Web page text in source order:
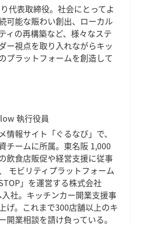
代表取締役。社会にとってよ
可能な賑わい創出、ローカル
ィの再構築など、様々なステ
ー視点を取り入れながらキッ
プラットフォームを創造して
執行役員
情報サイト「ぐるなび」で、
チームに所属。東名阪 1,000
飲食店販促や経営支援に従事
モビリティプラットフォーム
STOP」を運営する株式会社
社。キッチンカー開業支援事
げ。これまで300店舗以上のキ
開業相談を請け負っている。